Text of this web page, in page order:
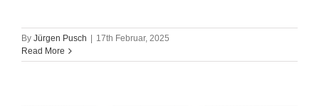
By Jürgen Pusch
17th Februar, 2025
Read More